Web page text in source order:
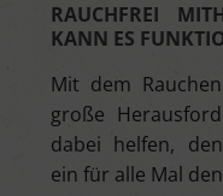
RAUCHFREI
KANN ES
Mit dem
große
dabei helfen,
ein für alle Mal